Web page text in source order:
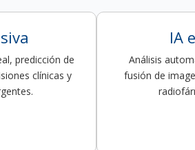
predicción de
clínicas y
IA
Análisis
fusión de